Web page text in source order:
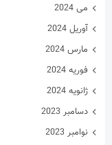
می 2024
آوریل 2024
مارس 2024
فوریه 2024
ژانویه 2024
دسامبر 2023
نوامبر 2023